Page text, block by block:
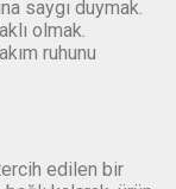
saygı duymak.
olmak.
ruhunu
edilen bir